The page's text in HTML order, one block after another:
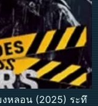
งหลอน (2025) ระทึ